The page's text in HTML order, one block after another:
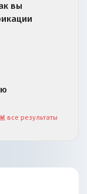
вы
все результаты